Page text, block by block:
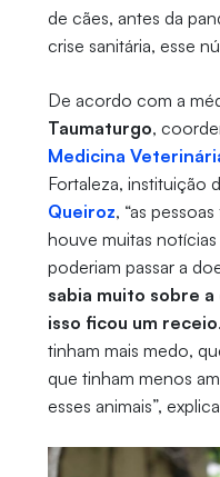
de cães, antes da
crise sanitária, esse
De acordo com a
Taumaturgo,
Medicina
Fortaleza, instituição
Queiroz, “as
houve muitas notícias
poderiam passar a
sabia muito sobre
isso ficou um receio
tinham mais medo,
que tinham menos
esses animais”,